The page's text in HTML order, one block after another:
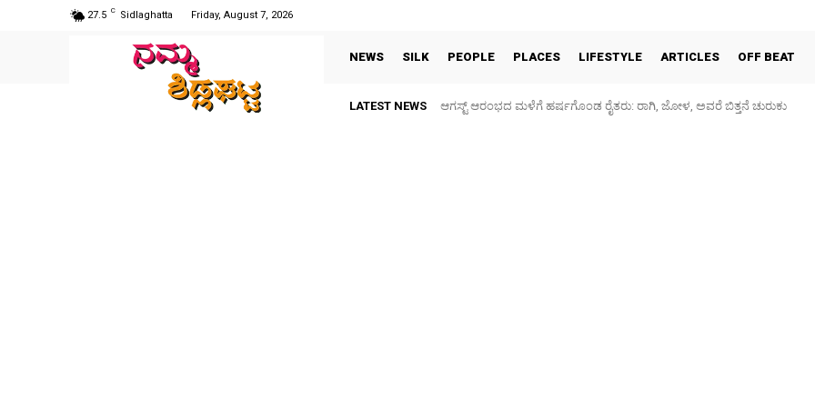
27.5 C Sidlaghatta Friday, August 7, 2026
NEWS SILK PEOPLE PLACES LIFESTYLE ARTICLES OFF BEAT
LATEST NEWS ಕನಕನಗರ: ಗರುಡಾದ್ರಿ ಶಾಲೆ ಮುಂಭಾಗದ ರಸ್ತೆ ಕೆಸರುಮಯ, ಮಕ್ಕಳಿಗೆ ಗಾಯ – ಪೋಷಕರ